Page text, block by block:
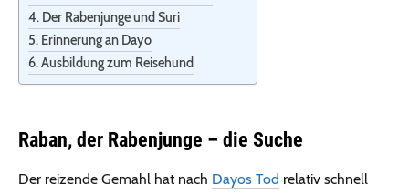
Der Rabenjunge und Suri
Erinnerung an Dayo
Ausbildung zum Reisehund
Raban, der Rabenjunge – die Suche
Der reizende Gemahl hat nach Dayos Tod relativ schnell